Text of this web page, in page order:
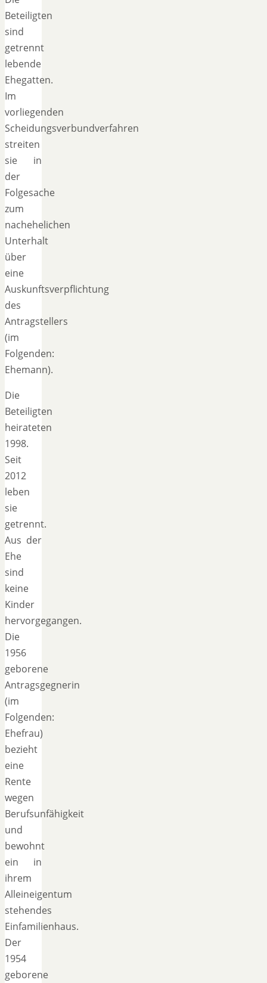
Beteiligten
sind
getrennt
lebende
Ehegatten.
Im
vorliegenden
Scheidungsverbundverfahren
streiten
sie in
der
Folgesache
zum
nachehelichen
Unterhalt
über
eine
Auskunftsverpflichtung
des
Antragstellers
(im
Folgenden:
Ehemann).
Die
Beteiligten
heirateten
1998.
Seit
2012
leben
sie
getrennt.
Aus der
Ehe
sind
keine
Kinder
hervorgegangen.
Die
1956
geborene
Antragsgegnerin
(im
Folgenden:
Ehefrau)
bezieht
eine
Rente
wegen
Berufsunfähigkeit
und
bewohnt
ein in
ihrem
Alleineigentum
stehendes
Einfamilienhaus.
Der
1954
geborene